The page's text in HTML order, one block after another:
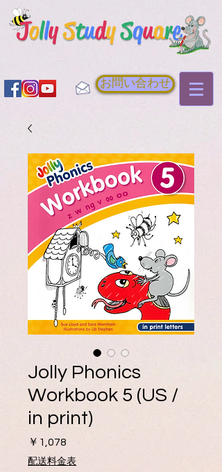
お問い合わせ
Jolly Phonics
Workbook 5 (US /
in print)
￥1,078
格
配送料金表